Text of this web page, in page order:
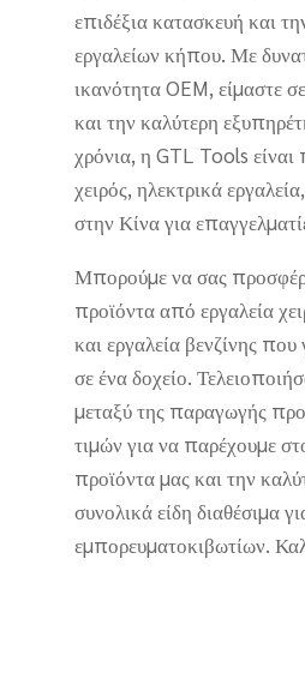
επιδέξια κατασκευή και
εργαλείων κήπου. Με
ικανότητα OEM, είμαστε
και την καλύτερη
χρόνια, η GTL Tools είναι
χειρός, ηλεκτρικά
στην Κίνα για
Μπορούμε να σας
προϊόντα από εργαλεία
και εργαλεία βενζίνης
σε ένα δοχείο.
μεταξύ της παραγωγής
τιμών για να παρέχουμε
προϊόντα μας και την
συνολικά είδη διαθέσιμα
εμπορευματοκιβωτίων.